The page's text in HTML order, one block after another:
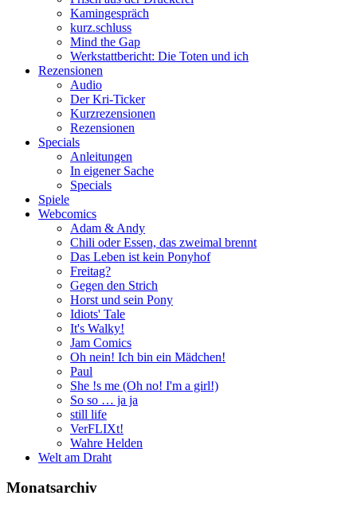
Kamingespräch
kurz.schluss
Mind the Gap
Werkstattbericht: Die Toten und ich
Rezensionen
Audio
Der Kri-Ticker
Kurzrezensionen
Rezensionen
Specials
Anleitungen
In eigener Sache
Specials
Spiele
Webcomics
Adam & Andy
Chili oder Essen, das zweimal brennt
Das Leben ist kein Ponyhof
Freitag?
Gegen den Strich
Horst und sein Pony
Idiots' Tale
It's Walky!
Jam Comics
Oh nein! Ich bin ein Mädchen!
Paul
She !s me (Oh no! I'm a girl!)
So so … ja ja
still life
VerFLIXt!
Wahre Helden
Welt am Draht
Monatsarchiv